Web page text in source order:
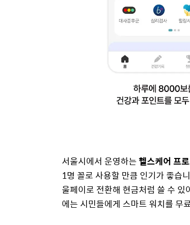
서울시에서 운영하는헬스케어 프
1명 꼴로 사용할 만큼 인기가 좋습
울페이로 전환해 현금처럼 쓸 수
에는 시민들에게 스마트 워치를 무